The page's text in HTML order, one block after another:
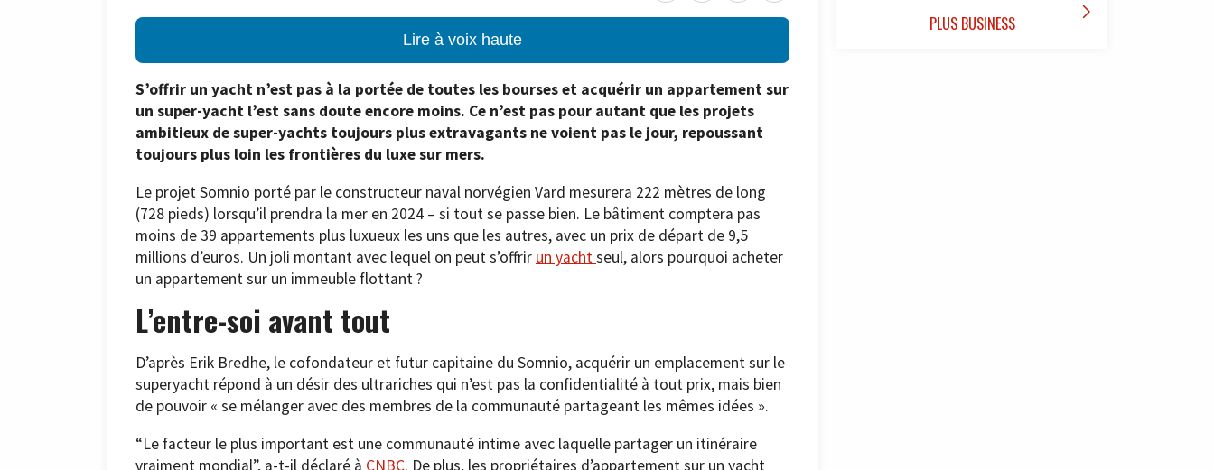
Lire à voix haute
S’offrir un yacht n’est pas à la portée de toutes les bourses et acquérir un appartement sur
un super-yacht l’est sans doute encore moins. Ce n’est pas pour autant que les projets
ambitieux de super-yachts toujours plus extravagants ne voient pas le jour, repoussant
toujours plus loin les frontières du luxe sur mers.
Le projet Somnio porté par le constructeur naval norvégien Vard mesurera 222 mètres de long
(728 pieds) lorsqu’il prendra la mer en 2024 – si tout se passe bien. Le bâtiment comptera pas
moins de 39 appartements plus luxueux les uns que les autres, avec un prix de départ de 9,5
millions d’euros. Un joli montant avec lequel on peut s’offrir un yachtseul, alors pourquoi acheter
un appartement sur un immeuble flottant ?
L’entre-soi avant tout
D’après Erik Bredhe, le cofondateur et futur capitaine du Somnio, acquérir un emplacement sur le
superyacht répond à un désir des ultrariches qui n’est pas la confidentialité à tout prix, mais bien
de pouvoir « se mélanger avec des membres de la communauté partageant les mêmes idées ».
“Le facteur le plus important est une communauté intime avec laquelle partager un itinéraire
vraiment mondial”, a-t-il déclaré à CNBC. De plus, les propriétaires d’appartement sur un yacht
PLUS BUSINESS 